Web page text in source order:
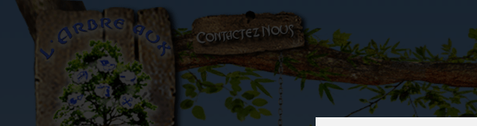
L'Arbre aux 100.000 Rêves